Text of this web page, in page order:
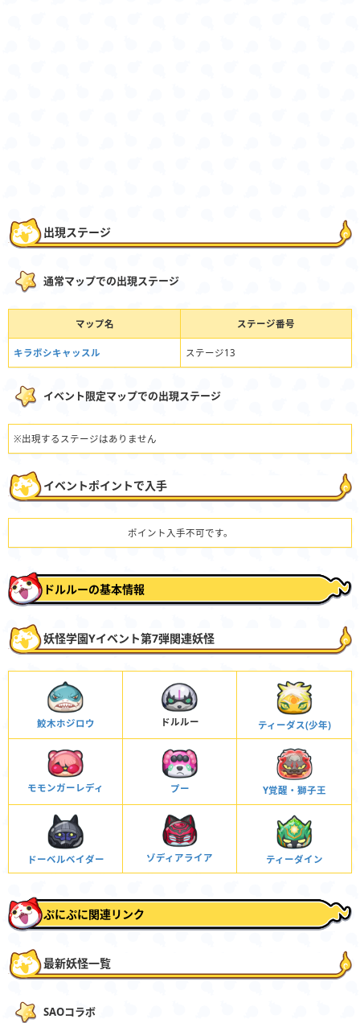
出現ステージ
通常マップでの出現ステージ
マップ名 ステージ番号
キラボシキャッスル ステージ13
イベント限定マップでの出現ステージ
※出現するステージはありません
イベントポイントで入手
ポイント入手不可です。
ドルルーの基本情報
妖怪学園Yイベント第7弾関連妖怪
鮫木ホジロウ ドルルー ティーダス(少年)
モモンガーレディ プー Y覚醒・獅子王
ドーベルベイダー ゾディアライア ティーダイン
ぷにぷに関連リンク
最新妖怪一覧
SAOコラボ